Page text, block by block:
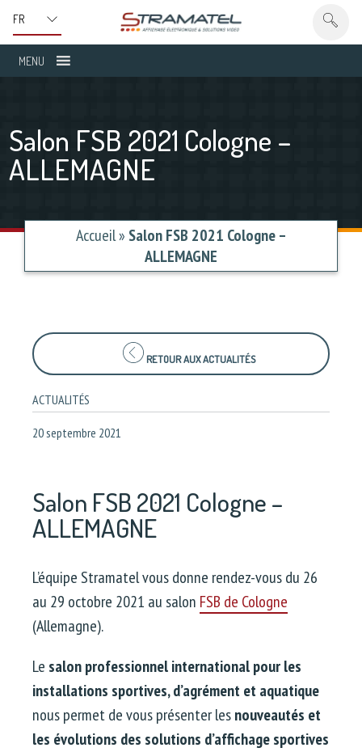
MENU
Salon FSB 2021 Cologne –
ALLEMAGNE
Accueil» Salon FSB 2021 Cologne –
ALLEMAGNE
RETOUR AUX ACTUALITÉS
ACTUALITÉS
20 septembre 2021
Salon FSB 2021 Cologne –
ALLEMAGNE
L’équipe Stramatel vous donne rendez-vous du 26
au 29 octobre 2021 au salon FSB de Cologne
(Allemagne).
Le salon professionnel international pour les
installations sportives, d’agrément et aquatique
nous permet de vous présenter lesnouveautés et
les évolutions des solutions d’affichage sportives